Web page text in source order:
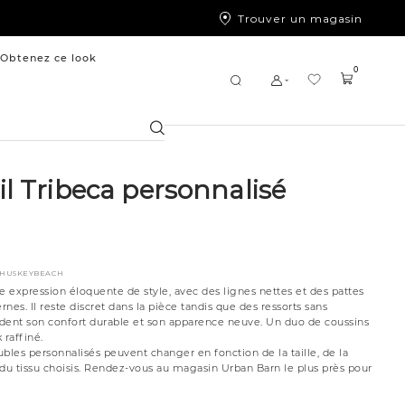
Trouver un magasin
Obtenez ce look
Chercher
0
Tribeca personnalisé
expression éloquente de style, avec des lignes nettes et des pattes
Il reste discret dans la pièce tandis que des ressorts sans
son confort durable et son apparence neuve. Un duo de coussins
raffiné.
personnalisés peuvent changer en fonction de la taille, de la
tissu choisis. Rendez-vous au magasin Urban Barn le plus près pour